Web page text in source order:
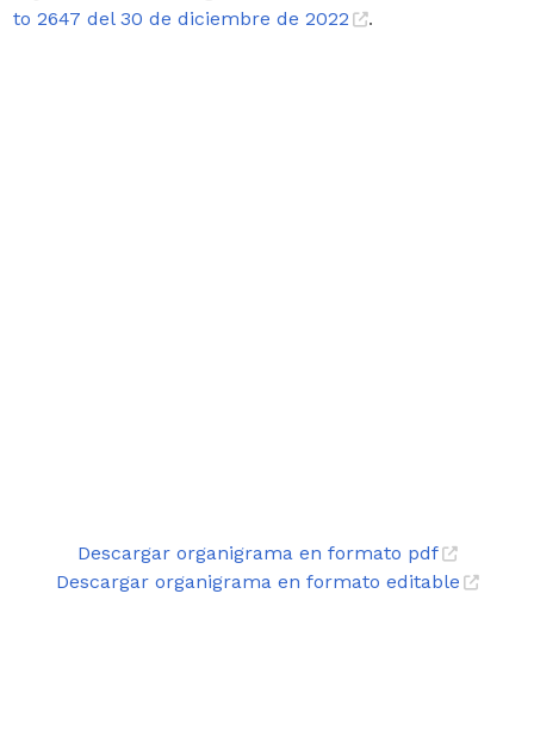
to 2647 del 30 de diciembre de 2022
.
Descargar organigrama en formato pdf
Descargar organigrama en formato editable